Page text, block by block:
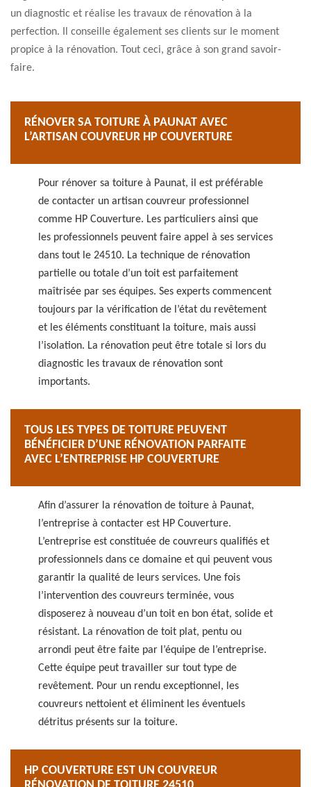
un diagnostic et réalise les travaux de rénovation à la
perfection. Il conseille également ses clients sur le moment
propice à la rénovation. Tout ceci, grâce à son grand savoir-
faire.
RÉNOVER SA TOITURE À PAUNAT AVEC
L’ARTISAN COUVREUR HP COUVERTURE
Pour rénover sa toiture à Paunat, il est préférable
de contacter un artisan couvreur professionnel
comme HP Couverture. Les particuliers ainsi que
les professionnels peuvent faire appel à ses services
dans tout le 24510. La technique de rénovation
partielle ou totale d’un toit est parfaitement
maîtrisée par ses équipes. Ses experts commencent
toujours par la vérification de l’état du revêtement
et les éléments constituant la toiture, mais aussi
l’isolation. La rénovation peut être totale si lors du
diagnostic les travaux de rénovation sont
importants.
TOUS LES TYPES DE TOITURE PEUVENT
BÉNÉFICIER D’UNE RÉNOVATION PARFAITE
AVEC L’ENTREPRISE HP COUVERTURE
Afin d’assurer la rénovation de toiture à Paunat,
l’entreprise à contacter est HP Couverture.
L’entreprise est constituée de couvreurs qualifiés et
professionnels dans ce domaine et qui peuvent vous
garantir la qualité de leurs services. Une fois
l’intervention des couvreurs terminée, vous
disposerez à nouveau d’un toit en bon état, solide et
résistant. La rénovation de toit plat, pentu ou
arrondi peut être faite par l’équipe de l’entreprise.
Cette équipe peut travailler sur tout type de
revêtement. Pour un rendu exceptionnel, les
couvreurs nettoient et éliminent les éventuels
détritus présents sur la toiture.
HP COUVERTURE EST UN COUVREUR